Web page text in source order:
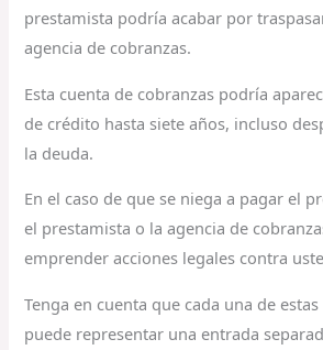
prestamista podría acabar por
agencia de cobranzas.
Esta cuenta de cobranzas podría
de crédito hasta siete años, incluso
la deuda.
En el caso de que se niega a pagar el
el prestamista o la agencia de
emprender acciones legales contra
Tenga en cuenta que cada una de
puede representar una entrada